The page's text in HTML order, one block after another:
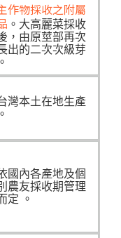
作物採收之附屬
。大高麗菜採收
，由原莖部再次
出的二次次級芽
。
灣本土在地生產
。
國內各產地及個
農友採收期管理
定 。